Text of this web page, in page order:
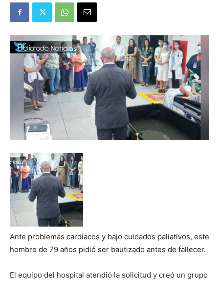
Ante problemas cardíacos y bajo cuidados paliativos, este
hombre de 79 años pidió ser bautizado antes de fallecer.
El equipo del hospital atendió la solicitud y creó un grupo